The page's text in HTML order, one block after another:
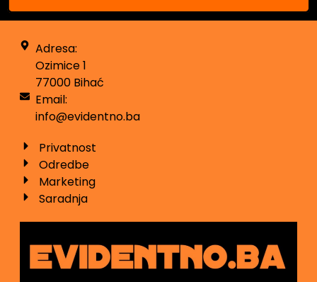
Adresa:
Ozimice 1
77000 Bihać
Email:
info@evidentno.ba
Privatnost
Odredbe
Marketing
Saradnja